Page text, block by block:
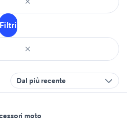
Filtri
Dal più recente
moto